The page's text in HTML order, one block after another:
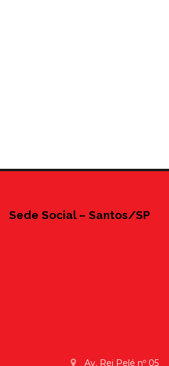
Sede Social – Santos/SP
Av. Rei Pelé nº 05